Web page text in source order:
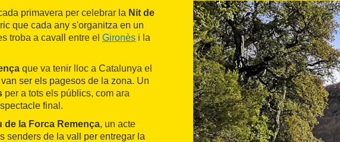
primavera per celebrar la Nit de
que cada any s'organitza en un
troba a cavall entre el Gironès i la
que va tenir lloc a Catalunya el
ser els pagesos de la zona. Un
per a tots els públics, com ara
final.
de la Forca Remença, un acte
senders de la vall per entregar la